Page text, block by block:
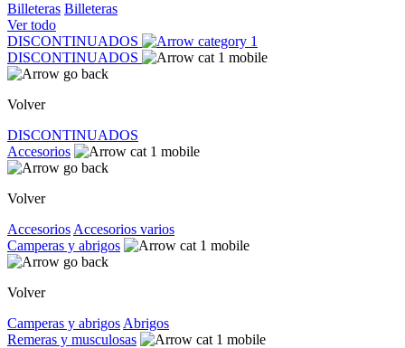
Billeteras Billeteras
Ver todo
DISCONTINUADOS
DISCONTINUADOS
Volver
DISCONTINUADOS
Accesorios
Volver
Accesorios Accesorios varios
Camperas y abrigos
Volver
Camperas y abrigos Abrigos
Remeras y musculosas